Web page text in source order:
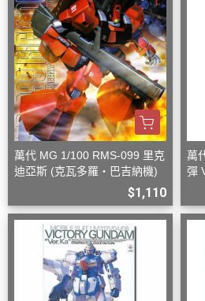
萬代 MG 1/100 RMS-099 里克
迪亞斯 (克瓦多羅・巴吉納機)
$1,110
萬
彈